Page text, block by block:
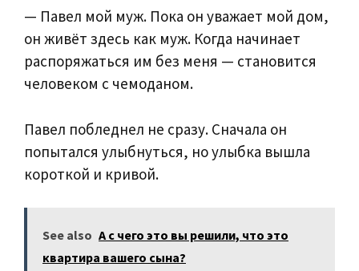
— Павел мой муж. Пока он уважает мой дом,
он живёт здесь как муж. Когда начинает
распоряжаться им без меня — становится
человеком с чемоданом.
Павел побледнел не сразу. Сначала он
попытался улыбнуться, но улыбка вышла
короткой и кривой.
See also А с чего это вы решили, что это
квартира вашего сына?